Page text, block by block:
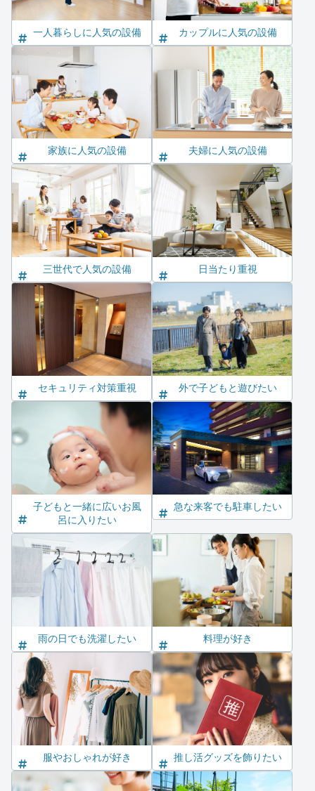
一人暮らしに人気の設備 カップルに人気の設備
家族に人気の設備 夫婦に人気の設備
三世代で人気の設備 日当たり重視
セキュリティ対策重視 外で子どもと遊びたい
子どもと一緒に広いお風
呂に入りたい
急な来客でも駐車したい
雨の日でも洗濯したい 料理が好き
服やおしゃれが好き 推し活グッズを飾りたい